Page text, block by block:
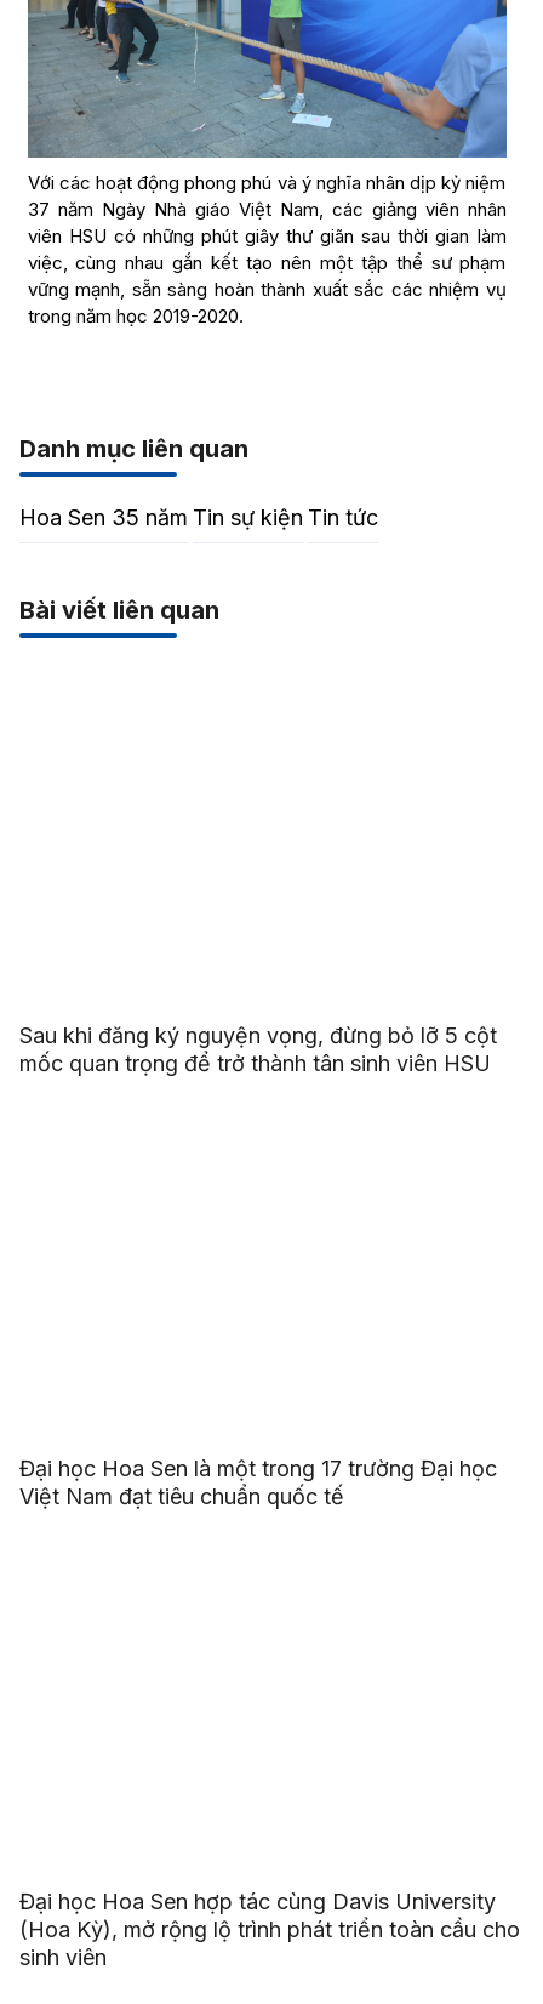
Với các hoạt động phong phú và ý nghĩa nhân dịp kỷ niệm
37 năm Ngày Nhà giáo Việt Nam, các giảng viên nhân
viên HSU có những phút giây thư giãn sau thời gian làm
việc, cùng nhau gắn kết tạo nên một tập thể sư phạm
vững mạnh, sẵn sàng hoàn thành xuất sắc các nhiệm vụ
trong năm học 2019-2020.
Danh mục liên quan
Hoa Sen 35 năm Tin sự kiện Tin tức
Bài viết liên quan
Sau khi đăng ký nguyện vọng, đừng bỏ lỡ 5 cột
mốc quan trọng để trở thành tân sinh viên HSU
Đại học Hoa Sen là một trong 17 trường Đại học
Việt Nam đạt tiêu chuẩn quốc tế
Đại học Hoa Sen hợp tác cùng Davis University
(Hoa Kỳ), mở rộng lộ trình phát triển toàn cầu cho
sinh viên